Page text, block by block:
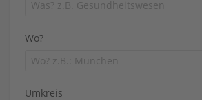
Wo?
Umkreis